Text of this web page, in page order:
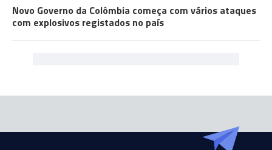
Novo Governo da Colômbia começa com vários ataques
com explosivos registados no país